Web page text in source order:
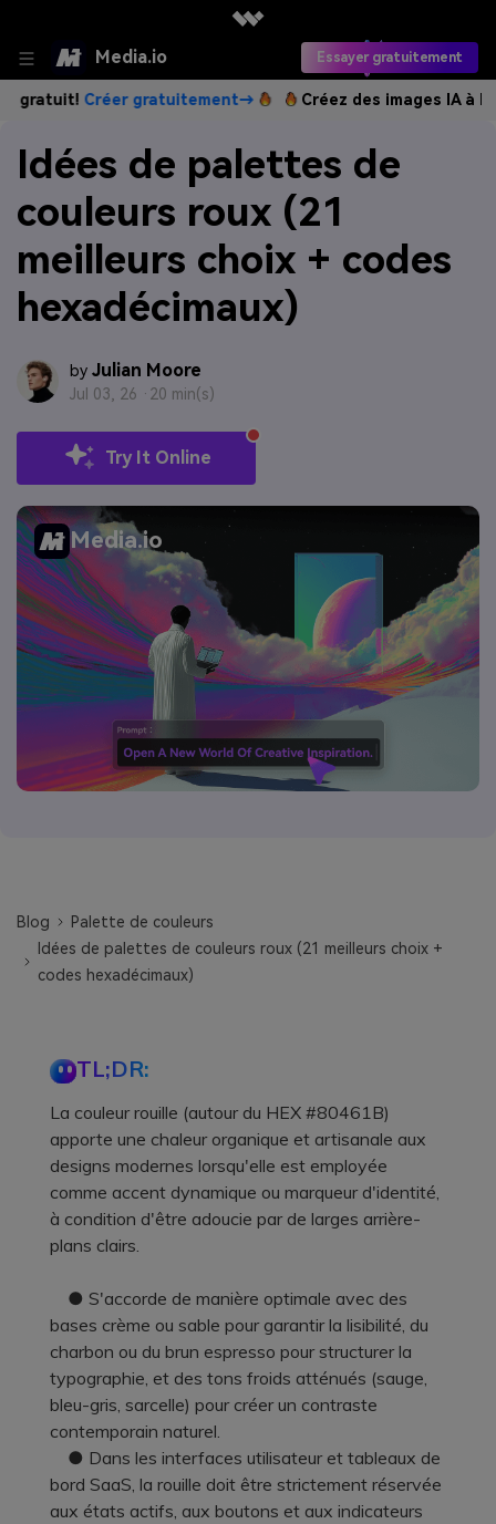
Media.io Essayer gratuitement
Créer gratuitement→ Créez des images IA à l’infini.
Idées de palettes de
couleurs roux (21
meilleurs choix + codes
hexadécimaux)
by Julian Moore
Jul 03, 26 · 20 min(s)
Try It Online
Media.io
Blog
Palette de couleurs
Idées de palettes de couleurs roux (21 meilleurs choix +
codes hexadécimaux)
TL;DR:
La couleur rouille (autour du HEX #80461B)
apporte une chaleur organique et artisanale aux
designs modernes lorsqu'elle est employée
comme accent dynamique ou marqueur d'identité,
à condition d'être adoucie par de larges arrière-
plans clairs.
● S'accorde de manière optimale avec des
bases crème ou sable pour garantir la lisibilité, du
charbon ou du brun espresso pour structurer la
typographie, et des tons froids atténués (sauge,
bleu-gris, sarcelle) pour créer un contraste
contemporain naturel.
● Dans les interfaces utilisateur et tableaux de
bord SaaS, la rouille doit être strictement réservée
aux états actifs, aux boutons et aux indicateurs